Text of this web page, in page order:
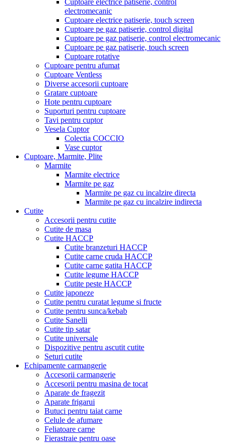
Cuptoare electrice patiserie, control
electromecanic
Cuptoare electrice patiserie, touch screen
Cuptoare pe gaz patiserie, control digital
Cuptoare pe gaz patiserie, control electromecanic
Cuptoare pe gaz patiserie, touch screen
Cuptoare rotative
Cuptoare pentru afumat
Cuptoare Ventless
Diverse accesorii cuptoare
Gratare cuptoare
Hote pentru cuptoare
Suporturi pentru cuptoare
Tavi pentru cuptor
Vesela Cuptor
Colectia COCCIO
Vase cuptor
Cuptoare, Marmite, Plite
Marmite
Marmite electrice
Marmite pe gaz
Marmite pe gaz cu incalzire directa
Marmite pe gaz cu incalzire indirecta
Cutite
Accesorii pentru cutite
Cutite de masa
Cutite HACCP
Cutite branzeturi HACCP
Cutite carne cruda HACCP
Cutite carne gatita HACCP
Cutite legume HACCP
Cutite peste HACCP
Cutite japoneze
Cutite pentru curatat legume si fructe
Cutite pentru sunca/kebab
Cutite Sanelli
Cutite tip satar
Cutite universale
Dispozitive pentru ascutit cutite
Seturi cutite
Echipamente carmangerie
Accesorii carmangerie
Accesorii pentru masina de tocat
Aparate de fragezit
Aparate frigarui
Butuci pentru taiat carne
Celule de afumare
Feliatoare carne
Fierastraie pentru oase